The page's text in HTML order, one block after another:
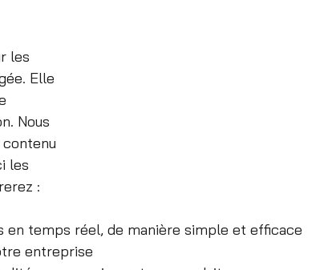
les
Elle
Nous
les
:
en temps réel, de manière simple et efficace
entreprise